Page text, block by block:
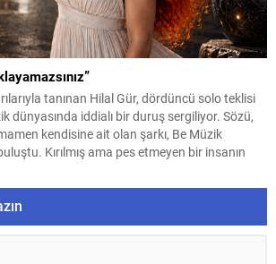
tanınan Hilal Gür, dördüncü solo teklisi
dünyasında iddialı bir duruş sergiliyor. Sözü,
kendisine ait olan şarkı, Be Müzik
Kırılmış ama pes etmeyen bir insanın